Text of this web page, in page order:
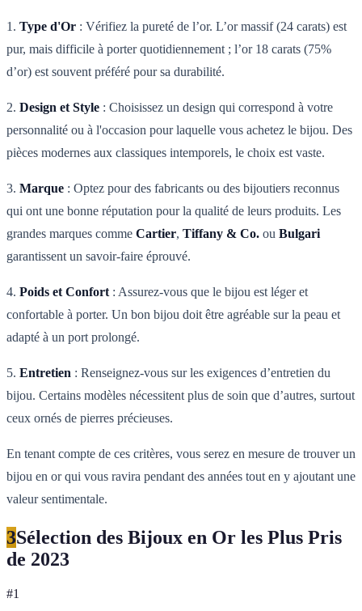
1. Type d'Or : Vérifiez la pureté de l’or. L’or massif (24 carats) est
pur, mais difficile à porter quotidiennement ; l’or 18 carats (75%
d’or) est souvent préféré pour sa durabilité.
2. Design et Style : Choisissez un design qui correspond à votre
personnalité ou à l'occasion pour laquelle vous achetez le bijou. Des
pièces modernes aux classiques intemporels, le choix est vaste.
3. Marque : Optez pour des fabricants ou des bijoutiers reconnus
qui ont une bonne réputation pour la qualité de leurs produits. Les
grandes marques comme Cartier, Tiffany & Co. ou Bulgari
garantissent un savoir-faire éprouvé.
4. Poids et Confort : Assurez-vous que le bijou est léger et
confortable à porter. Un bon bijou doit être agréable sur la peau et
adapté à un port prolongé.
5. Entretien : Renseignez-vous sur les exigences d’entretien du
bijou. Certains modèles nécessitent plus de soin que d’autres, surtout
ceux ornés de pierres précieuses.
En tenant compte de ces critères, vous serez en mesure de trouver un
bijou en or qui vous ravira pendant des années tout en y ajoutant une
valeur sentimentale.
3Sélection des Bijoux en Or les Plus Pris
de 2023
#1